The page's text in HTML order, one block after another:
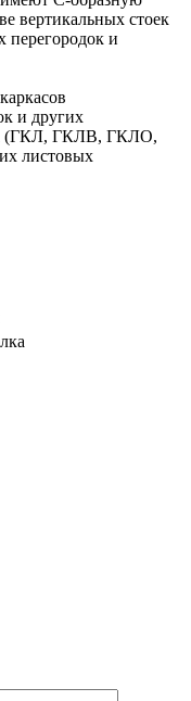
вертикальных стоек
перегородок и
и других
(ГКЛ, ГКЛВ, ГКЛО,
листовых